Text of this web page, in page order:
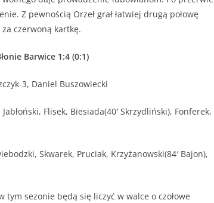
Z pewnością Orzeł grał łatwiej drugą połowę
czerwoną kartkę.
Barwice 1:4 (0:1)
3, Daniel Buszowiecki
Flisek, Biesiada(40′ Skrzydliński), Fonferek,
Skwarek, Pruciak, Krzyżanowski(84′ Bajon),
sezonie będą się liczyć w walce o czołowe